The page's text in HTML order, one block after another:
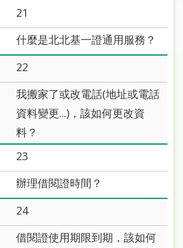
21
什麼是北北基一證通用服務？
22
我搬家了或改電話(地址或電話
資料變更...)，該如何更改資
料？
23
辦理借閱證時間？
24
借閱證使用期限到期，該如何